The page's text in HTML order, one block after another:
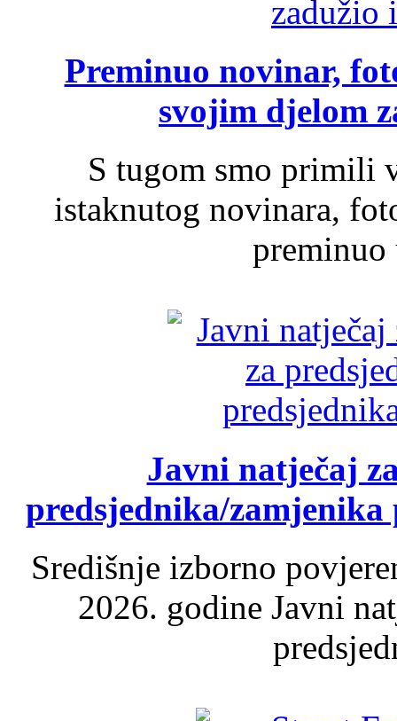
Preminuo novinar,
svojim djelom
S tugom smo primili
istaknutog novinara,
Javni natječaj
predsjednika/
Središnje izborno
2026. godine Javni